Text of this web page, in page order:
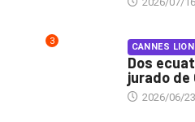
3 CANNES
Dos
jurado de
2026/06/23